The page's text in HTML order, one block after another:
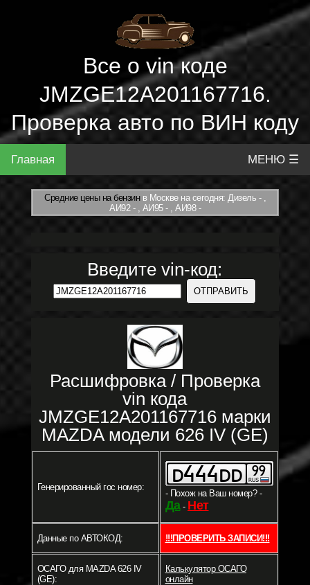
Все о vin коде
JMZGE12A201167716.
Проверка авто по ВИН коду
Главная МЕНЮ ☰
Средние цены на бензинв Москве на сегодня: Дизель - ,
АИ92 - , АИ95 - , АИ98 -
Введите vin-код:
Расшифровка / Проверка
vin кода
JMZGE12A201167716 марки
MAZDA модели 626 IV (GE)
Генерированный гос номер:
- Похож на Ваш номер? -
Да- Нет
Данные по АВТОКОД: !!!ПРОВЕРИТЬ ЗАПИСИ!!!
ОСАГО для MAZDA 626 IV
(GE):
Калькулятор ОСАГО
онлайн